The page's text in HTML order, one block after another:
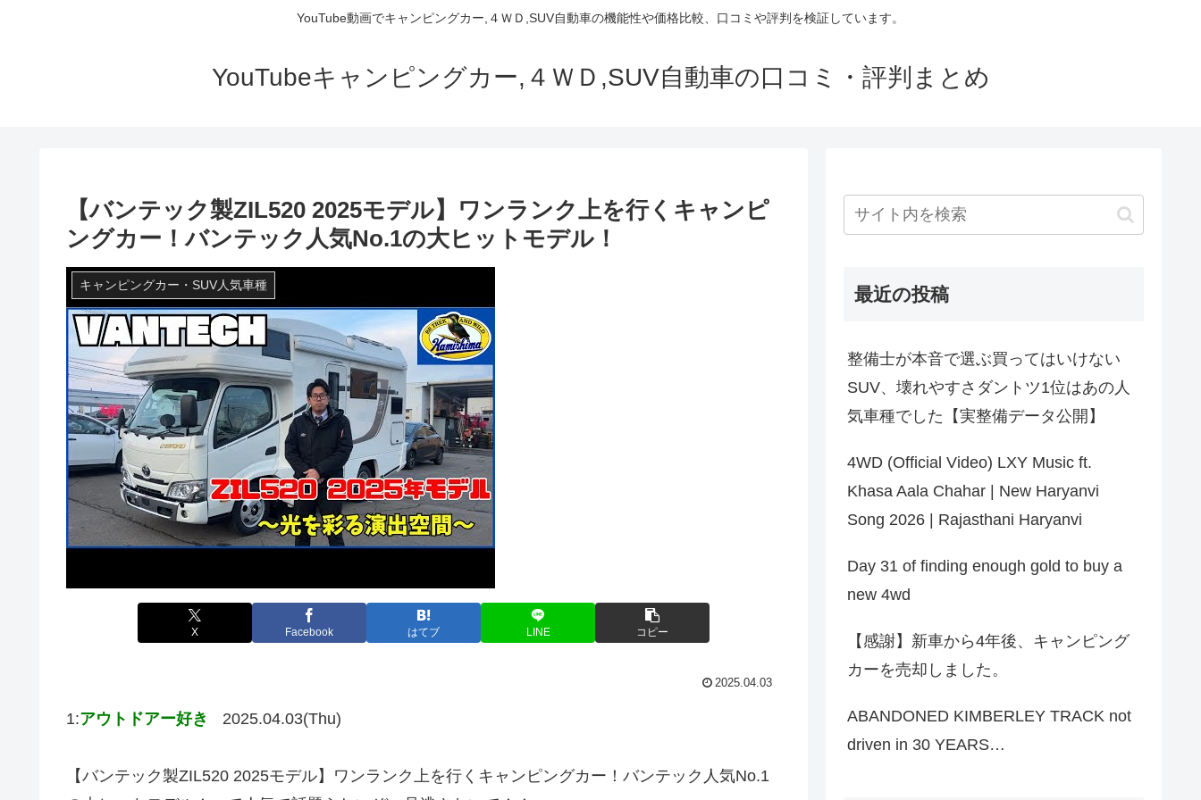
YouTube動画でキャンピングカー,４ＷＤ,SUV自動車の機能性や価格比較、口コミや評判を検証しています。
YouTubeキャンピングカー,４ＷＤ,SUV自動車の口コミ・評判まとめ
【バンテック製ZIL520 2025モデル】ワンランク上を行くキャンピ
ングカー！バンテック人気No.1の大ヒットモデル！
キャンピングカー・SUV人気車種
X Facebook はてブ LINE コピー
2025.04.03
1:アウトドアー好き 2025.04.03(Thu)
【バンテック製ZIL520 2025モデル】ワンランク上を行くキャンピングカー！バンテック人気No.1
最近の投稿
整備士が本音で選ぶ買ってはいけない
SUV、壊れやすさダントツ1位はあの人
気車種でした【実整備データ公開】
4WD (Official Video) LXY Music ft.
Khasa Aala Chahar | New Haryanvi
Song 2026 | Rajasthani Haryanvi
Day 31 of finding enough gold to buy a
new 4wd
【感謝】新車から4年後、キャンピング
カーを売却しました。
ABANDONED KIMBERLEY TRACK not
driven in 30 YEARS…